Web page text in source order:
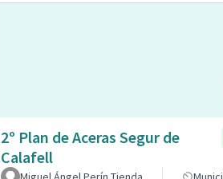
2º Plan de Aceras Segur de
Calafell